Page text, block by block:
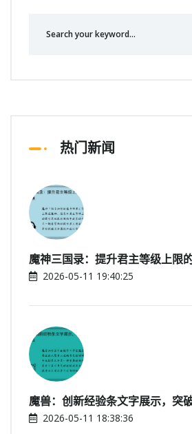
热门新闻
魔神三国录：提升君主等级上限
2026-05-11 19:40:25
魔兽：创新经验条文字展示，突
2026-05-11 18:38:36